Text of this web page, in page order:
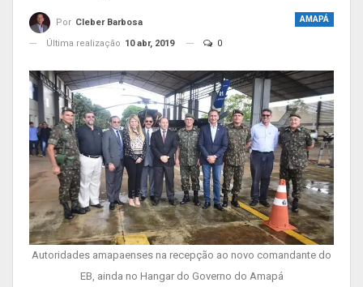
AMAPÁ
Por Cleber Barbosa
Última realização 10 abr, 2019 0
Autoridades amapaenses na recepção ao novo comandante do
EB, ainda no Hangar do Governo do Amapá